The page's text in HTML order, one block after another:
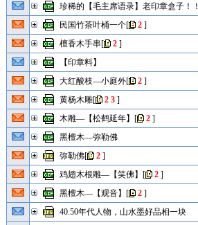
珍稀的【毛主席语录】老印章盒子！！
民国竹茶叶桶一个[ 2]
檀香木手串[ 2]
【印章料】
大红酸枝—小庭外[ 2]
黄杨木雕[ 2 3]
木雕—【松鹤延年】 [ 2]
黑檀木—弥勒佛
弥勒佛[ 2]
鸡翅木根雕—【笑佛】 [ 2]
黑檀木—【观音】 [ 2]
40.50年代人物，山水墨好品相一块